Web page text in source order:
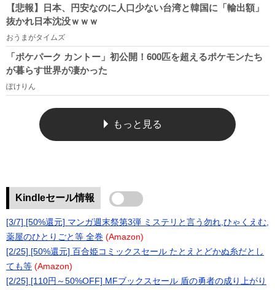
【悲報】日本、円安なのに人口少ない台湾と韓国に「輸出額」
抜かれ日本沈没ｗｗｗ
おうまがタイムズ
「ポケパーク カントー」初公開！600匹を超えるポケモンたち
が暮らす世界が凄かった
ぽけりん
もっと見る
Kindleセール情報
[3/7] [50%還元] マンガ週末祭第3弾 ミステリと言う勿れ,ひゃくえむ,
薬屋のひとりごと等 全巻 (Amazon)
[2/25] [50%還元] 百合姫コミックスセール たとえとどかぬ糸だとし
ても等 (Amazon)
[2/25] [110円～50%OFF] MFブックスセール 盾の勇者の成り上がり